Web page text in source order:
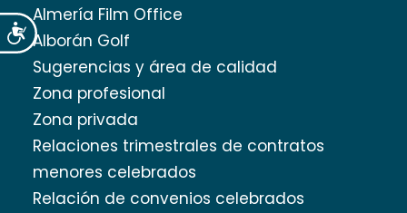
Accesibilidad
Almería Film Office
Alborán Golf
Sugerencias y área de calidad
Zona profesional
Zona privada
Relaciones trimestrales de contratos
menores celebrados
Relación de convenios celebrados